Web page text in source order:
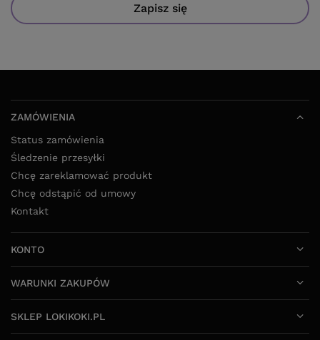
Zapisz się
ZAMÓWIENIA
Status zamówienia
Śledzenie przesyłki
Chcę zareklamować produkt
Chcę odstąpić od umowy
Kontakt
KONTO
WARUNKI ZAKUPÓW
SKLEP LOKIKOKI.PL